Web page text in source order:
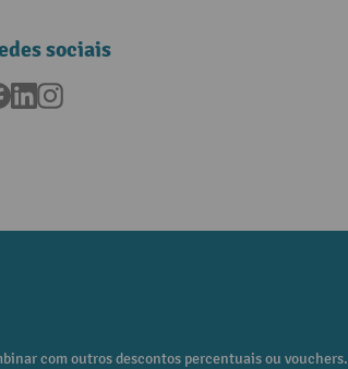
sociais
Facebook
LinkedInInstagram
com outros descontos percentuais ou vouchers.